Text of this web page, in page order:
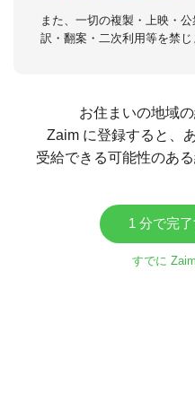
また、一切の複製・上映・
訳・翻案・二次利用等を禁じ
お住まいの地域
Zaim に登録すると、
受給できる可能性のあ
1 分で完
すでに